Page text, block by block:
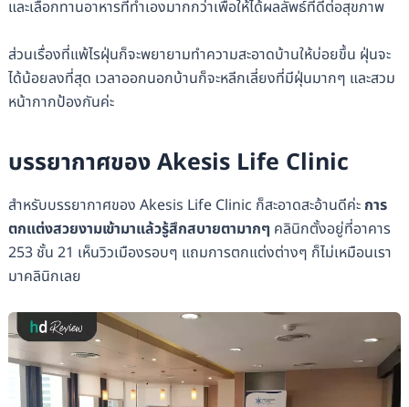
และเลือกทานอาหารที่ทำเองมากกว่าเพื่อให้ได้ผลลัพธ์ที่ดีต่อสุขภาพ
ส่วนเรื่องที่แพ้ไรฝุ่นก็จะพยายามทำความสะอาดบ้านให้บ่อยขึ้น ฝุ่นจะ
ได้น้อยลงที่สุด เวลาออกนอกบ้านก็จะหลีกเลี่ยงที่มีฝุ่นมากๆ และสวม
หน้ากากป้องกันค่ะ
บรรยากาศของ Akesis Life Clinic
สำหรับบรรยากาศของ Akesis Life Clinic ก็สะอาดสะอ้านดีค่ะ การ
ตกแต่งสวยงามเข้ามาแล้วรู้สึกสบายตามากๆ คลินิกตั้งอยู่ที่อาคาร
253 ชั้น 21 เห็นวิวเมืองรอบๆ แถมการตกแต่งต่างๆ ก็ไม่เหมือนเรา
มาคลินิกเลย